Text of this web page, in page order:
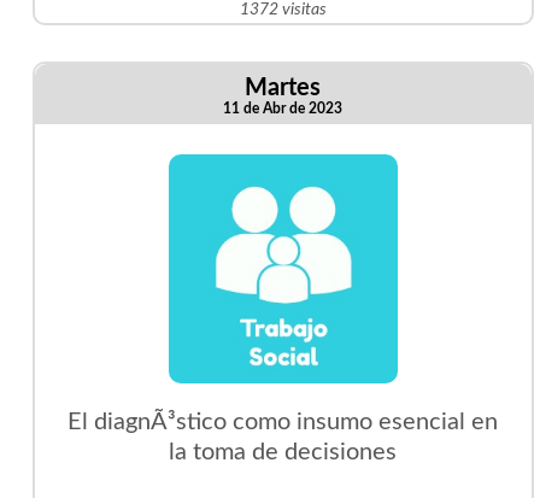
1372 visitas
Martes
11 de Abr de 2023
El diagnÃ³stico como insumo esencial en
la toma de decisiones